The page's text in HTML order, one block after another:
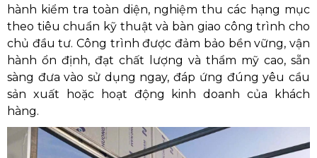
hành kiểm tra toàn diện, nghiệm thu các hạng mục
theo tiêu chuẩn kỹ thuật và bàn giao công trình cho
chủ đầu tư. Công trình được đảm bảo bền vững, vận
hành ổn định, đạt chất lượng và thẩm mỹ cao, sẵn
sàng đưa vào sử dụng ngay, đáp ứng đúng yêu cầu
sản xuất hoặc hoạt động kinh doanh của khách
hàng.